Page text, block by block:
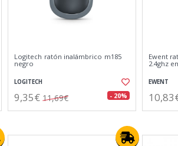
Logitech ratón inalámbrico m185
negro
LOGITECH
9,35€ 11,69€ - 20%
Ewent
2.4ghz
EWENT